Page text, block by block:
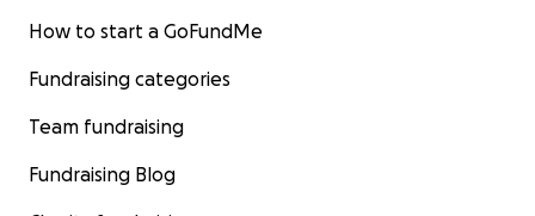
How to start a GoFundMe
Fundraising categories
Team fundraising
Fundraising Blog